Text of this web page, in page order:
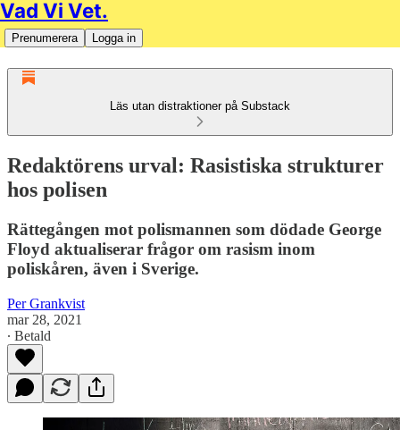
Vad Vi Vet.
Prenumerera Logga in
Läs utan distraktioner på Substack
Redaktörens urval: Rasistiska strukturer
hos polisen
Rättegången mot polismannen som dödade George
Floyd aktualiserar frågor om rasism inom
poliskåren, även i Sverige.
Per Grankvist
mar 28, 2021
∙ Betald